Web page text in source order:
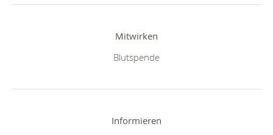
Mitwirken
Blutspende
Informieren